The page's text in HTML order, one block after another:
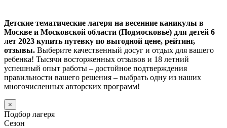
Детские тематические лагеря на весенние каникулы в
Москве и Московской области (Подмосковье) для детей 6
лет 2023 купить путевку по выгодной цене, рейтинг,
отзывы. Выберите качественный досуг и отдых для вашего
ребенка! Тысячи восторженных отзывов и 18 летний
успешный опыт работы – достойное подтверждения
правильности вашего решения – выбрать одну из наших
многочисленных авторских программ!
×
Подбор лагеря
Сезон